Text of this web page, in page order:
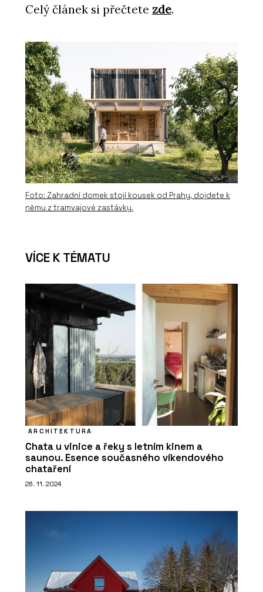
SLUŽBY
Právo životního prostředí - SNTD
ČLÁNKY
Smlouva o dílo se stavební firmou.
Hlavní je definovat, co chcete
Celý článek si přečtete zde.
Foto: Zahradní domek stojí kousek od Prahy, dojdete k
němu z tramvajové zastávky.
VÍCE K TÉMATU
ARCHITEKTURA
Chata u vinice a řeky s letním kinem a
saunou. Esence současného víkendového
chataření
26. 11. 2024